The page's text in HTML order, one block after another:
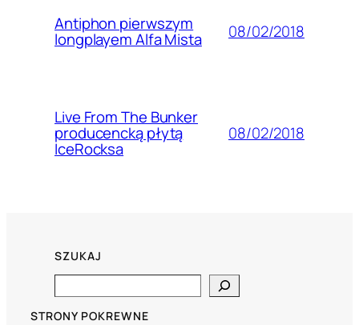
Antiphon pierwszym
longplayem Alfa Mista 08/02/2018
Live From The Bunker
producencką płytą
IceRocksa
08/02/2018
SZUKAJ
STRONY POKREWNE